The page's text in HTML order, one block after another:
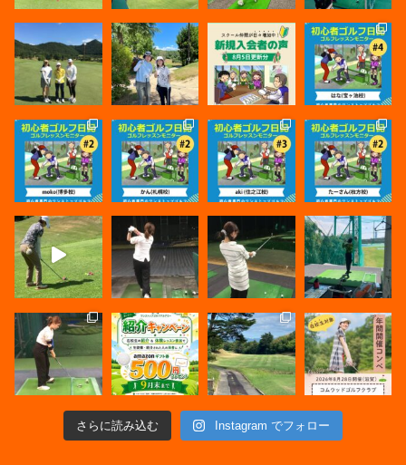
さらに読み込む Instagram でフォロー